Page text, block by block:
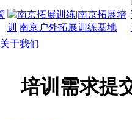
关于我们
培训需求提